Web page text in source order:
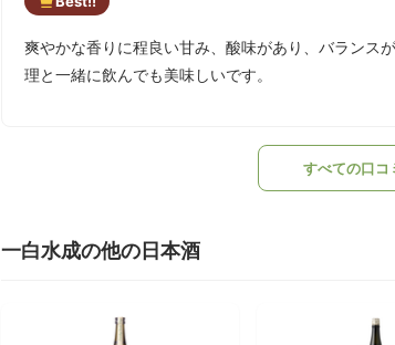
爽やかな香りに程良い甘み、酸味があり、バランス
理と一緒に飲んでも美味しいです。
すべての口コ
一白水成の他の日本酒